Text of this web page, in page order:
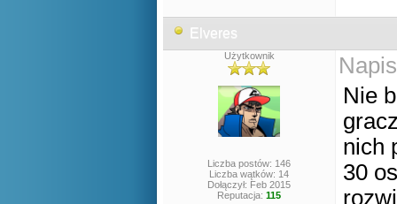
Elveres
Użytkownik
Liczba postów: 146
Liczba wątków: 14
Dołączył: Feb 2015
Reputacja: 115
Nie
nich
30